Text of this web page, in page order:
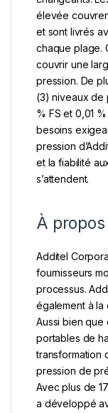
élevée
et sont livrés
chaque plage.
couvrir une
pression. De
(3) niveaux de
% FS et 0,01
besoins
pression
et la fiabilité
s’attendent.
À propos
Additel
fournisseurs
processus.
également à la
Aussi bien
portables de
transformation
pression de
Avec plus de
a développé